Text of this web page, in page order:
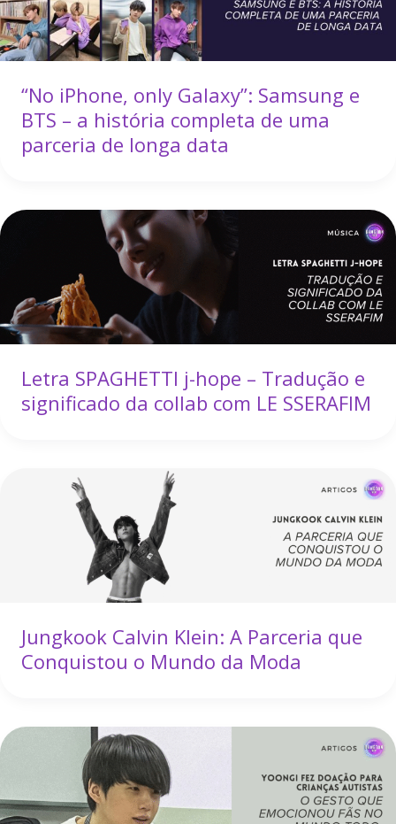
“No iPhone, only Galaxy”: Samsung e
BTS – a história completa de uma
parceria de longa data
Letra SPAGHETTI j-hope – Tradução e
significado da collab com LE SSERAFIM
Jungkook Calvin Klein: A Parceria que
Conquistou o Mundo da Moda